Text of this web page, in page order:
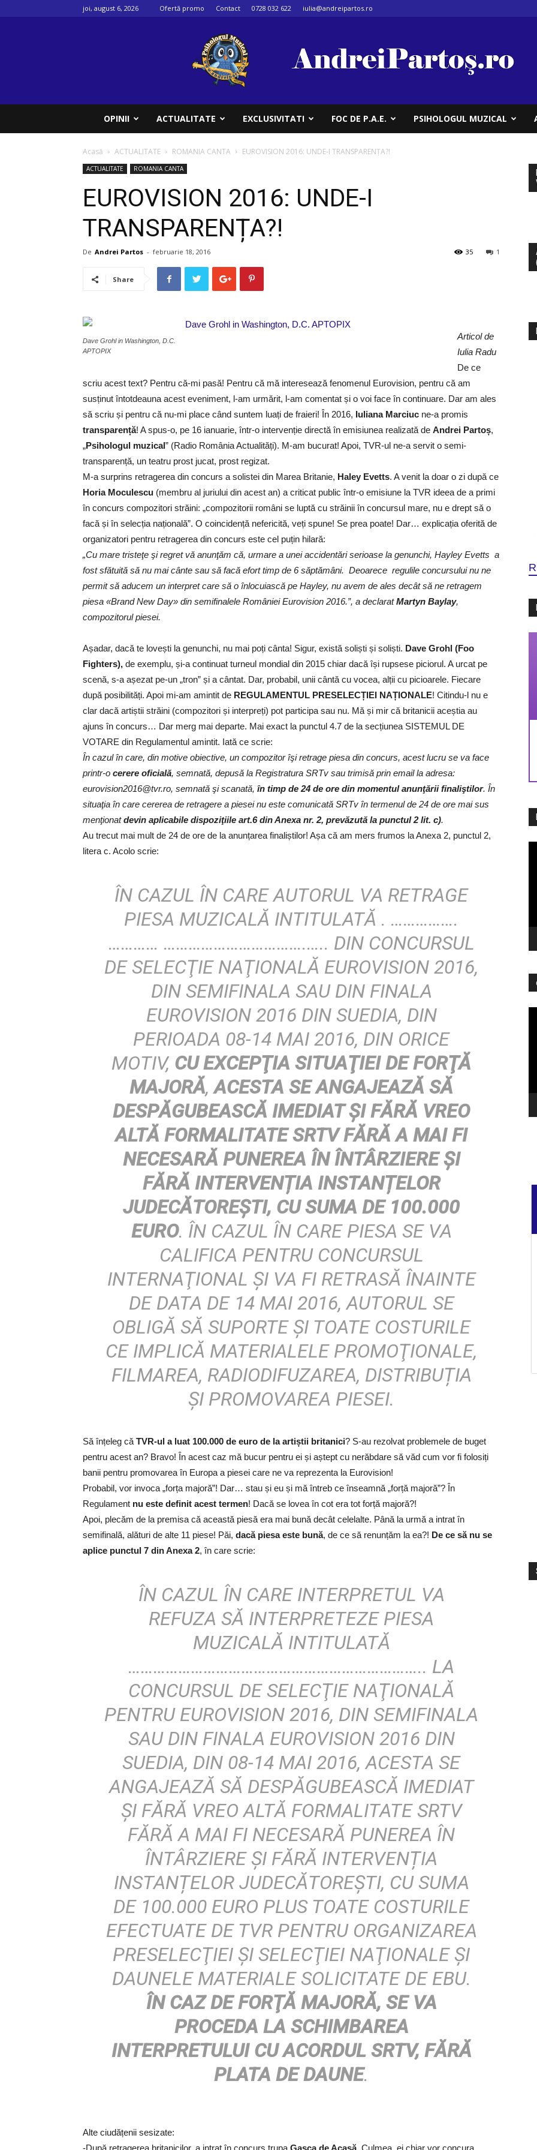
joi, august 6, 2026 Ofertă promo Contact 0728 032 622 iulia@andreipartos.ro
OPINII ACTUALITATE EXCLUSIVITATI FOC DE P.A.E. PSIHOLOGUL MUZICAL
Acasă ACTUALITATE ROMANIA CANTA EUROVISION 2016: UNDE-I TRANSPARENȚA?!
ACTUALITATE ROMANIA CANTA
EUROVISION 2016: UNDE-I
TRANSPARENȚA?!
De Andrei Partos - februarie 18, 2016 1
35
Share
Dave Grohl in Washington, D.C.
APTOPIX
Articol de
Iulia Radu
De ce
scriu acest text? Pentru că-mi pasă! Pentru că mă interesează fenomenul Eurovision, pentru că am
susținut întotdeauna acest eveniment, l-am urmărit, l-am comentat și o voi face în continuare. Dar am ales
să scriu și pentru că nu-mi place când suntem luați de fraieri! În 2016, Iuliana Marciuc ne-a promis
transparență! A spus-o, pe 16 ianuarie, într-o intervenție directă în emisiunea realizată de Andrei Partoș,
„Psihologul muzical” (Radio România Actualități). M-am bucurat! Apoi, TVR-ul ne-a servit o semi-
transparență, un teatru prost jucat, prost regizat.
M-a surprins retragerea din concurs a solistei din Marea Britanie, Haley Evetts. A venit la doar o zi după ce
Horia Moculescu (membru al juriului din acest an) a criticat public într-o emisiune la TVR ideea de a primi
în concurs compozitori străini: „compozitorii români se luptă cu străinii în concursul mare, nu e drept să o
facă și în selecția națională”. O coincidență nefericită, veți spune! Se prea poate! Dar… explicația oferită de
organizatori pentru retragerea din concurs este cel puțin hilară:
„Cu mare tristeţe şi regret vă anunţăm că, urmare a unei accidentări serioase la genunchi, Hayley Evetts a
fost sfătuită să nu mai cânte sau să facă efort timp de 6 săptămâni. Deoarece regulile concursului nu ne
permit să aducem un interpret care să o înlocuiască pe Hayley, nu avem de ales decât să ne retragem
piesa «Brand New Day» din semifinalele României Eurovision 2016.”, a declaratMartyn Baylay,
compozitorul piesei.
Așadar, dacă te lovești la genunchi, nu mai poți cânta! Sigur, există soliști și soliști. Dave Grohl (Foo
Fighters), de exemplu, și-a continuat turneul mondial din 2015 chiar dacă își rupsese piciorul. A urcat pe
scenă, s-a așezat pe-un „tron” și a cântat. Dar, probabil, unii cântă cu vocea, alții cu picioarele. Fiecare
după posibilități. Apoi mi-am amintit de REGULAMENTUL PRESELECȚIEI NAȚIONALE! Citindu-l nu e
clar dacă artiștii străini (compozitori și interpreți) pot participa sau nu. Mă și mir că britanicii aceștia au
ajuns în concurs… Dar merg mai departe. Mai exact la punctul 4.7 de la secțiunea SISTEMUL DE
VOTARE din Regulamentul amintit. Iată ce scrie:
În cazul în care, din motive obiective, un compozitor îşi retrage piesa din concurs, acest lucru se va face
printr-o cerere oficială, semnată, depusă la Registratura SRTv sau trimisă prin email la adresa:
eurovision2016@tvr.ro, semnată şi scanată, în timp de 24 de ore din momentul anunţării finaliştilor. În
situaţia în care cererea de retragere a piesei nu este comunicată SRTv în termenul de 24 de ore mai sus
menţionatdevin aplicabile dispoziţiile art.6 din Anexa nr. 2, prevăzută la punctul 2 lit. c).
Au trecut mai mult de 24 de ore de la anunțarea finaliștilor! Așa că am mers frumos la Anexa 2, punctul 2,
litera c. Acolo scrie:
ÎN CAZUL ÎN CARE AUTORUL VA RETRAGE
PIESA MUZICALĂ INTITULATĂ . …………….
………… …………………………….….. DIN CONCURSUL
DE SELECŢIE NAŢIONALĂ EUROVISION 2016,
DIN SEMIFINALA SAU DIN FINALA
EUROVISION 2016 DIN SUEDIA, DIN
PERIOADA 08-14 MAI 2016, DIN ORICE
MOTIV, CU EXCEPŢIA SITUAŢIEI DE FORŢĂ
MAJORĂ,ACESTA SE ANGAJEAZĂ SĂ
DESPĂGUBEASCĂ IMEDIAT ŞI FĂRĂ VREO
ALTĂ FORMALITATE SRTV FĂRĂ A MAI FI
NECESARĂ PUNEREA ÎN ÎNTÂRZIERE ŞI
FĂRĂ INTERVENȚIA INSTANȚELOR
JUDECĂTOREȘTI, CU SUMA DE 100.000
EURO. ÎN CAZUL ÎN CARE PIESA SE VA
CALIFICA PENTRU CONCURSUL
INTERNAŢIONAL ŞI VA FI RETRASĂ ÎNAINTE
DE DATA DE 14 MAI 2016, AUTORUL SE
OBLIGĂ SĂ SUPORTE ŞI TOATE COSTURILE
CE IMPLICĂ MATERIALELE PROMOŢIONALE,
FILMAREA, RADIODIFUZAREA, DISTRIBUȚIA
ŞI PROMOVAREA PIESEI.
Să înțeleg că TVR-ul a luat 100.000 de euro de la artiștii britanici? S-au rezolvat problemele de buget
pentru acest an? Bravo! În acest caz mă bucur pentru ei și aștept cu nerăbdare să văd cum vor fi folosiți
banii pentru promovarea în Europa a piesei care ne va reprezenta la Eurovision!
Probabil, vor invoca „forța majoră”! Dar… stau și eu și mă întreb ce înseamnă „forță majoră”? În
Regulament nu este definit acest termen! Dacă se lovea în cot era tot forță majoră?!
Apoi, plecăm de la premisa că această piesă era mai bună decât celelalte. Până la urmă a intrat în
semifinală, alături de alte 11 piese! Păi, dacă piesa este bună, de ce să renunțăm la ea?! De ce să nu se
aplice punctul 7 din Anexa 2, în care scrie:
ÎN CAZUL ÎN CARE INTERPRETUL VA
REFUZA SĂ INTERPRETEZE PIESA
MUZICALĂ INTITULATĂ
…………………………………………………………….. LA
CONCURSUL DE SELECŢIE NAŢIONALĂ
PENTRU EUROVISION 2016, DIN SEMIFINALA
SAU DIN FINALA EUROVISION 2016 DIN
SUEDIA, DIN 08-14 MAI 2016, ACESTA SE
ANGAJEAZĂ SĂ DESPĂGUBEASCĂ IMEDIAT
ŞI FĂRĂ VREO ALTĂ FORMALITATE SRTV
FĂRĂ A MAI FI NECESARĂ PUNEREA ÎN
ÎNTÂRZIERE ŞI FĂRĂ INTERVENȚIA
INSTANȚELOR JUDECĂTOREŞTI, CU SUMA
DE 100.000 EURO PLUS TOATE COSTURILE
EFECTUATE DE TVR PENTRU ORGANIZAREA
PRESELECŢIEI ŞI SELECŢIEI NAŢIONALE ŞI
DAUNELE MATERIALE SOLICITATE DE EBU.
ÎN CAZ DE FORŢĂ MAJORĂ, SE VA
PROCEDA LA SCHIMBAREA
INTERPRETULUI CU ACORDUL SRTV, FĂRĂ
PLATA DE DAUNE.
Alte ciudățenii sesizate:
-După retragerea britanicilor, a intrat în concurs trupa Gașca de Acasă . Culmea, ei chiar vor concura